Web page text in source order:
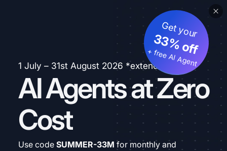
1 July – 31st August 2026 *extended
AI Agents at Zero
Cost
Get your
33% off
+ free AI Agent
Use code SUMMER-33M for monthly and